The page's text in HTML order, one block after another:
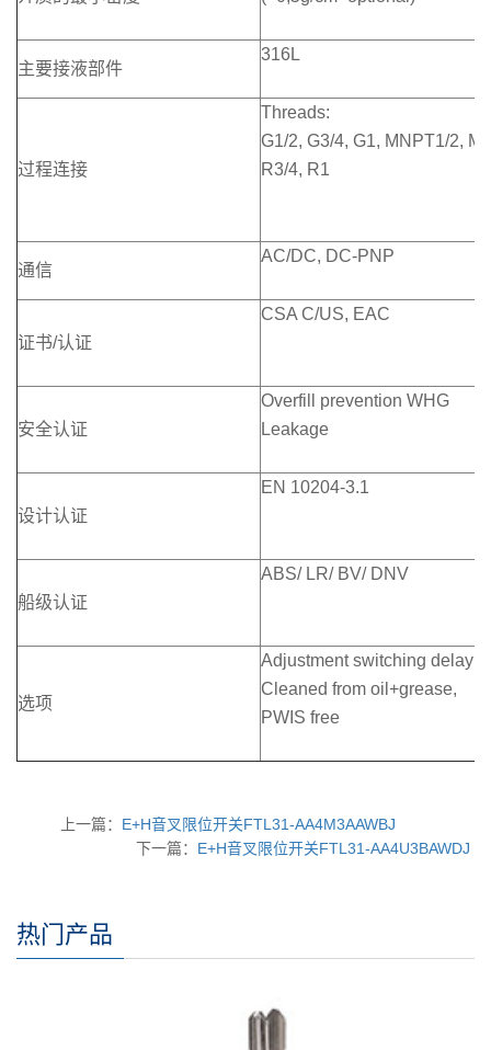
主要接液部件
316L
过程连接
Threads:
G1/2, G3/4, G1, MNPT1/2,
R3/4, R1
通信
AC/DC, DC-PNP
证书/认证
CSA C/US, EAC
安全认证
Overfill prevention WHG
Leakage
设计认证
EN 10204-3.1
船级认证
ABS/ LR/ BV/ DNV
选项
Adjustment switching delay
Cleaned from oil+grease,
PWIS free
上一篇： E+H音叉限位开关FTL31-AA4M3AAWBJ
下一篇： E+H音叉限位开关FTL31-AA4U3BAWDJ
热门产品